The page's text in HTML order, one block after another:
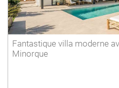
Fantastique villa moderne
Minorque